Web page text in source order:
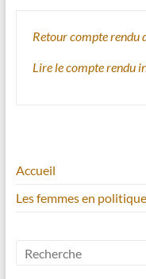
Retour compte rendu
Lire le compte rendu
Accueil
Les femmes en politique